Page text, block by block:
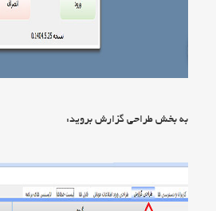
به بخش طراحی گزارش بروید: